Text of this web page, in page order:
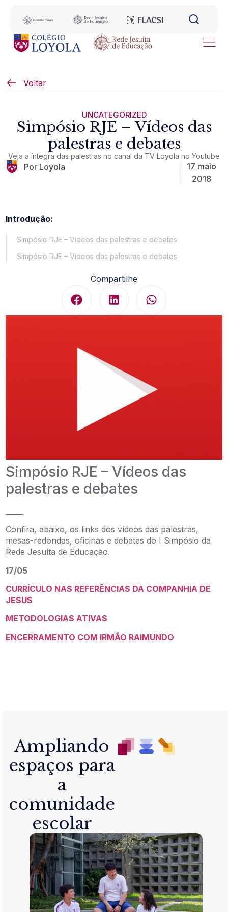
Voltar
UNCATEGORIZED
Simpósio RJE – Vídeos das
palestras e debates
Veja a íntegra das palestras no canal da TV Loyola no Youtube
Por Loyola
17 maio
2018
Introdução:
Simpósio RJE – Vídeos das palestras e debates
Simpósio RJE – Vídeos das palestras e debates
Compartilhe
Simpósio RJE – Vídeos das
palestras e debates
Confira, abaixo, os links dos vídeos das palestras,
mesas-redondas, oficinas e debates do I Simpósio da
Rede Jesuíta de Educação.
17/05
CURRÍCULO NAS REFERÊNCIAS DA COMPANHIA DE
JESUS
METODOLOGIAS ATIVAS
ENCERRAMENTO COM IRMÃO RAIMUNDO
Ampliando
espaços para
a
comunidade
escolar